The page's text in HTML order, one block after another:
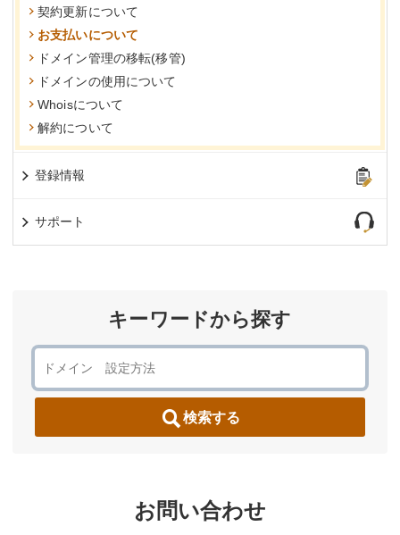
契約更新について
お支払いについて
ドメイン管理の移転(移管)
ドメインの使用について
Whoisについて
解約について
登録情報
サポート
キーワードから探す
検索する
お問い合わせ